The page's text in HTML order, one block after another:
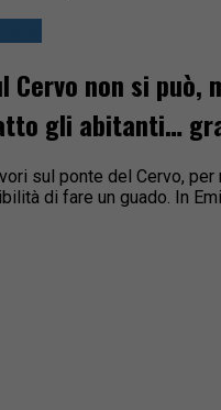
Cervo non si può,
gli abitanti…
sul ponte del Cervo,
di fare un guado. In